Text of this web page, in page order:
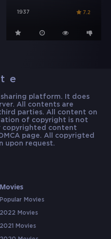
1937 7.2
platform. It does
All contents are
parties. All content on
of copyright is not
copyrighted content
page. All copyrigted
upon request.
Movies
Popular Movies
2022 Movies
2021 Movies